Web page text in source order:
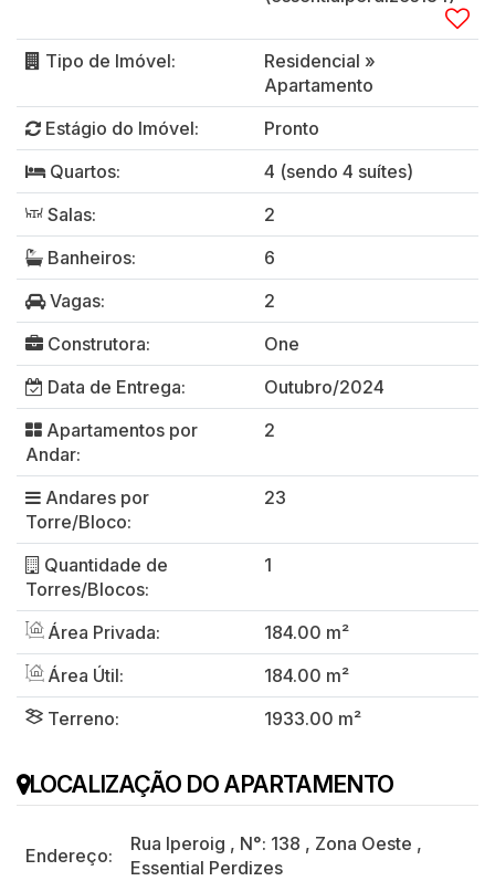
Tipo de Imóvel: Residencial »
Apartamento
Estágio do Imóvel:
Pronto
Quartos:
4 (sendo 4 suítes)
Salas:
2
Banheiros:
6
Vagas:
2
Construtora:
One
Data de Entrega:
Outubro/2024
Apartamentos por
Andar:
2
Andares por
Torre/Bloco:
23
Quantidade de
Torres/Blocos:
1
Área Privada:
184.00 m²
Área Útil:
184.00 m²
Terreno:
1933.00 m²
LOCALIZAÇÃO DO APARTAMENTO
Endereço:
Rua Iperoig , N°: 138 , Zona Oeste ,
Essential Perdizes